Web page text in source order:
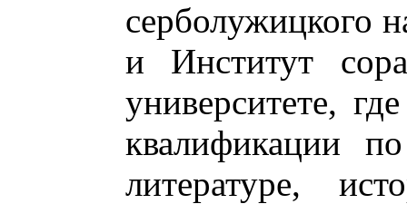
серболужицкого
и Институт
университете,
квалификации
литературе,